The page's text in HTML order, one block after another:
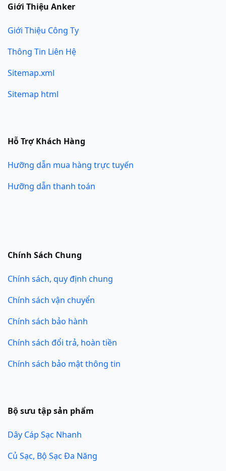
Giới Thiệu Anker
Giới Thiệu Công Ty
Thông Tin Liên Hệ
Sitemap.xml
Sitemap html
Hỗ Trợ Khách Hàng
Hưỡng dẫn mua hàng trực tuyến
Hưỡng dẫn thanh toán
Chính Sách Chung
Chính sách, quy định chung
Chính sách vận chuyển
Chính sách bảo hành
Chính sách đổi trả, hoàn tiền
Chính sách bảo mật thông tin
Bộ sưu tập sản phẩm
Dây Cáp Sạc Nhanh
Củ Sạc, Bộ Sạc Đa Năng